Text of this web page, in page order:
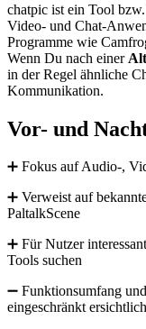
chatpic ist ein Tool
Video- und Chat-
Programme wie
Wenn Du nach einer
in der Regel ähnliche
Kommunikation.
Vor- und
➕ Fokus auf Audio-,
➕ Verweist auf
PaltalkScene
➕ Für Nutzer
Tools suchen
➖ Funktionsumfang
eingeschränkt ersichtlich